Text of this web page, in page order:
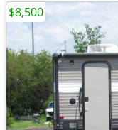
$8,500